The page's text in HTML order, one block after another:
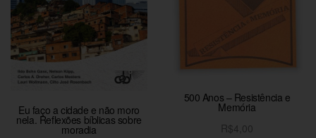
Eu faço a cidade e não moro
nela. Reflexões bíblicas sobre
moradia
500 Anos – Resistência e
Memória
R$4,00